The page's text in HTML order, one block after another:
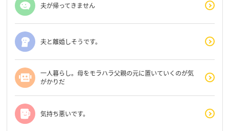
夫が帰ってきません
夫と離婚しそうです。
一人暮らし。母をモラハラ父親の元に置いていくのが気
がかりだ
気持ち悪いです。